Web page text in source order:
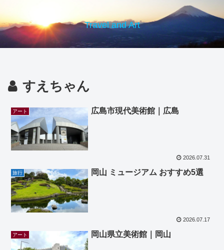
Travel and Art
すえちゃん
アート 広島市現代美術館｜広島
2026.07.31
旅行 岡山 ミュージアム おすすめ5選
2026.07.17
アート 岡山県立美術館｜岡山